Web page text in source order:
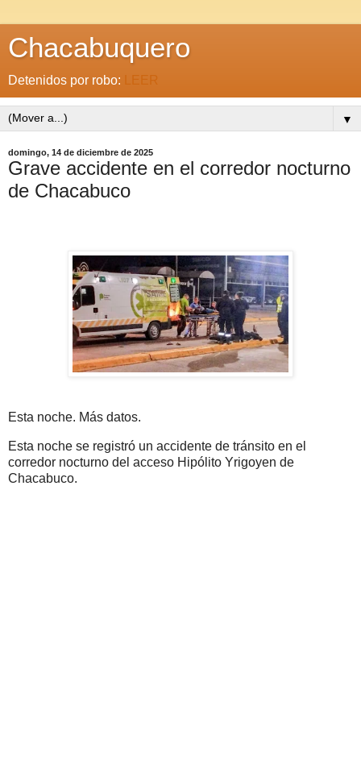
Chacabuquero
Detenidos por robo: LEER
▼
domingo, 14 de diciembre de 2025
Grave accidente en el corredor nocturno
de Chacabuco
Esta noche. Más datos.
Esta noche se registró un accidente de tránsito en el
corredor nocturno del acceso Hipólito Yrigoyen de
Chacabuco.